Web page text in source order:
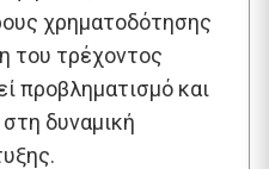
χρηματοδότησης
του τρέχοντος
προβληματισμό και
δυναμική